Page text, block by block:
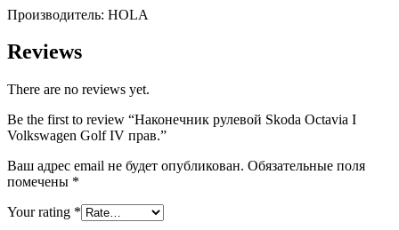
Производитель: HOLA
Reviews
There are no reviews yet.
Be the first to review “Наконечник рулевой Skoda Octavia I
Volkswagen Golf IV прав.”
Ваш адрес email не будет опубликован. Обязательные поля
помечены *
Your rating *